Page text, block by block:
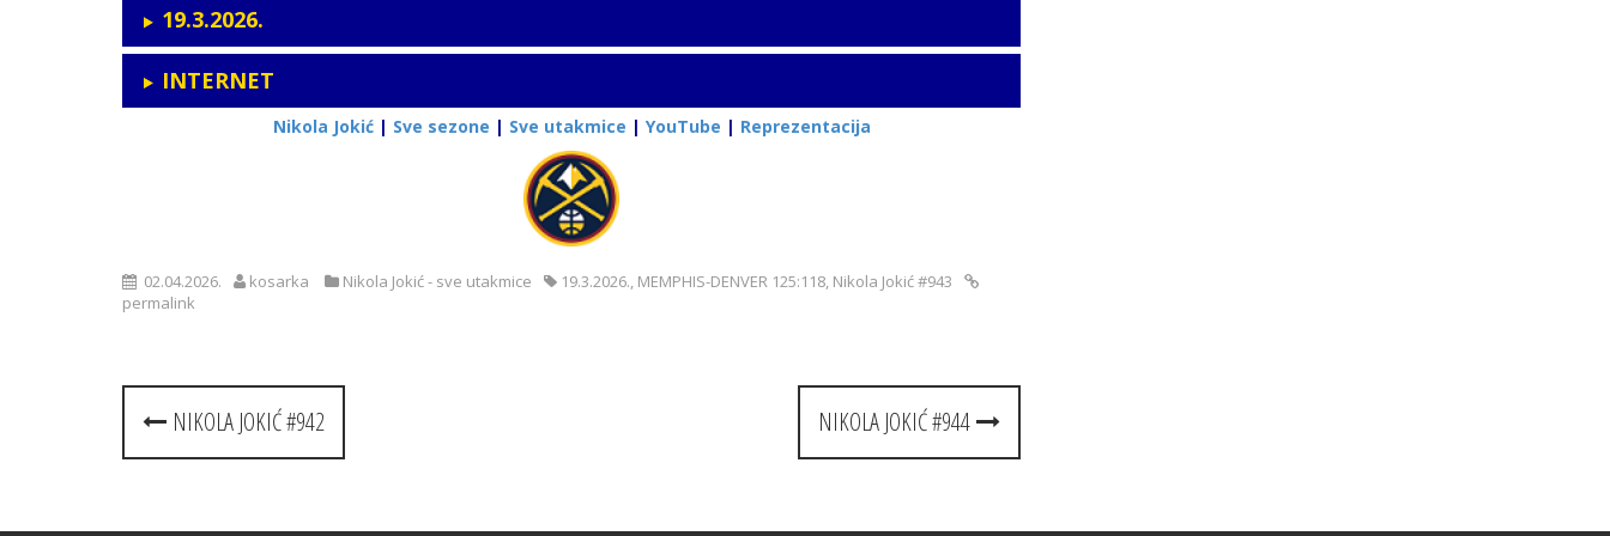
19.3.2026.
INTERNET
Nikola Jokić| Sve sezone | Sve utakmice | YouTube | Reprezentacija
02.04.2026. kosarka Nikola Jokić - sve utakmice 19.3.2026., MEMPHIS-DENVER 125:118, Nikola Jokić #943
permalink
Post
navigation
NIKOLA JOKIĆ #942 NIKOLA JOKIĆ #944